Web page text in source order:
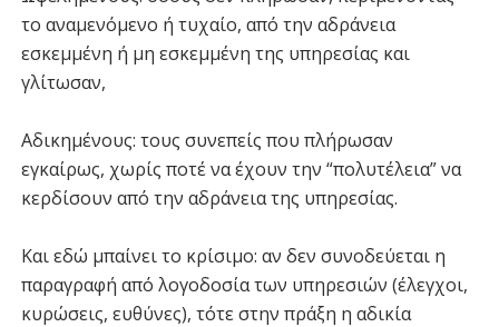
το αναμενόμενο ή τυχαίο, από την αδράνεια
εσκεμμένη ή μη εσκεμμένη της υπηρεσίας και
γλίτωσαν,
Αδικημένους: τους συνεπείς που πλήρωσαν
εγκαίρως, χωρίς ποτέ να έχουν την “πολυτέλεια” να
κερδίσουν από την αδράνεια της υπηρεσίας.
Και εδώ μπαίνει το κρίσιμο: αν δεν συνοδεύεται η
παραγραφή από λογοδοσία των υπηρεσιών (έλεγχοι,
κυρώσεις, ευθύνες), τότε στην πράξη η αδικία